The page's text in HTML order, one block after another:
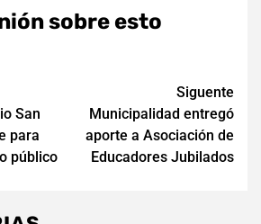
sobre esto
San
para
público
Siguente
Municipalidad entregó
aporte a Asociación de
Educadores Jubilados